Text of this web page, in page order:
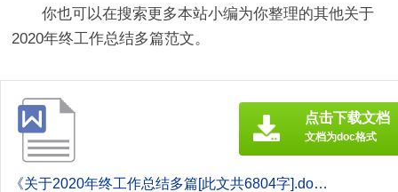
你也可以在搜索更多本站小编为你整理的其他关于
2020年终工作总结多篇范文。
《关于2020年终工作总结多篇[此文共6804字].doc》
点击下载文档
文档为doc格式